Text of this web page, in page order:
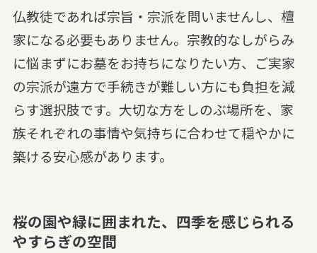
仏教徒であれば宗旨・宗派を問いませんし、檀
家になる必要もありません。宗教的なしがらみ
に悩まずにお墓をお持ちになりたい方、ご実家
の宗派が遠方で手続きが難しい方にも負担を減
らす選択肢です。大切な方をしのぶ場所を、家
族それぞれの事情や気持ちに合わせて穏やかに
築ける安心感があります。
桜の園や緑に囲まれた、四季を感じられる
やすらぎの空間